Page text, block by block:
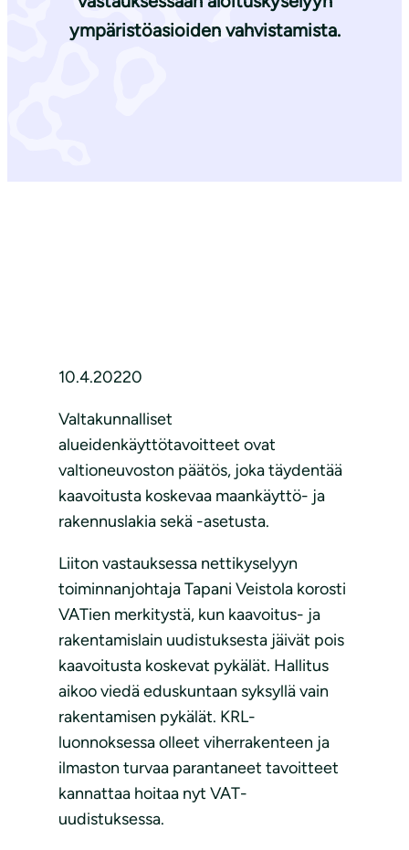
ympäristöasioiden vahvistamista.
10.4.20220
Valtakunnalliset
alueidenkäyttötavoitteet ovat
valtioneuvoston päätös, joka täydentää
kaavoitusta koskevaa maankäyttö- ja
rakennuslakia sekä -asetusta.
Liiton vastauksessa nettikyselyyn
toiminnanjohtaja Tapani Veistola korosti
VATien merkitystä, kun kaavoitus- ja
rakentamislain uudistuksesta jäivät pois
kaavoitusta koskevat pykälät. Hallitus
aikoo viedä eduskuntaan syksyllä vain
rakentamisen pykälät. KRL-
luonnoksessa olleet viherrakenteen ja
ilmaston turvaa parantaneet tavoitteet
kannattaa hoitaa nyt VAT-
uudistuksessa.